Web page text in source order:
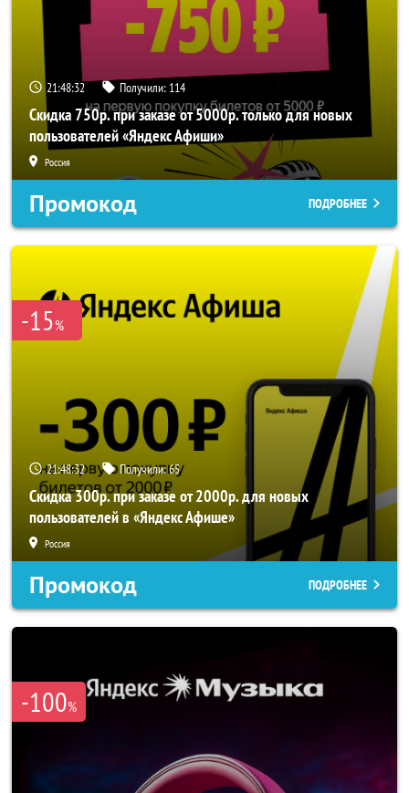
21:48:32 Получили: 114
Скидка 750р. при заказе от 5000р. только для новых
пользователей «Яндекс Афиши»
Россия
Промокод ПОДРОБНЕЕ
-15%
21:48:32 Получили:65
Скидка 300р. при заказе от 2000р. для новых
пользователей в «Яндекс Афише»
Россия
Промокод ПОДРОБНЕЕ
-100%